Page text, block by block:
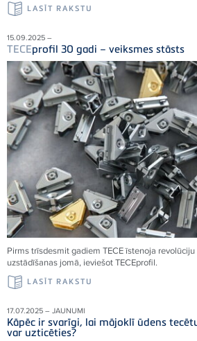
LASĪT RAKSTU
15.09.2025 –
TECEprofil 30 gadi – veiksmes stāsts
Pirms trīsdesmit gadiem TECEīstenoja
uzstādīšanas jomā, ieviešotTECEprofil.
LASĪT RAKSTU
17.07.2025 – JAUNUMI
Kāpēc ir svarīgi, lai mājoklī ūdens
var uzticēties?